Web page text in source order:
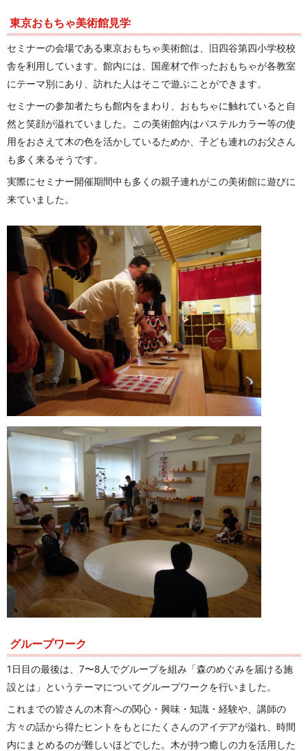
東京おもちゃ美術館見学
セミナーの会場である東京おもちゃ美術館は、旧四谷第四小学校校
舎を利用しています。館内には、国産材で作ったおもちゃが各教室
にテーマ別にあり、訪れた人はそこで遊ぶことができます。
セミナーの参加者たちも館内をまわり、おもちゃに触れていると自
然と笑顔が溢れていました。この美術館内はパステルカラー等の使
用をおさえて木の色を活かしているためか、子ども連れのお父さん
も多く来るそうです。
実際にセミナー開催期間中も多くの親子連れがこの美術館に遊びに
来ていました。
グループワーク
1日目の最後は、7〜8人でグループを組み「森のめぐみを届ける施
設とは」というテーマについてグループワークを行いました。
これまでの皆さんの木育への関心・興味・知識・経験や、講師の
方々の話から得たヒントをもとにたくさんのアイデアが溢れ、時間
内にまとめるのが難しいほどでした。木が持つ癒しの力を活用した